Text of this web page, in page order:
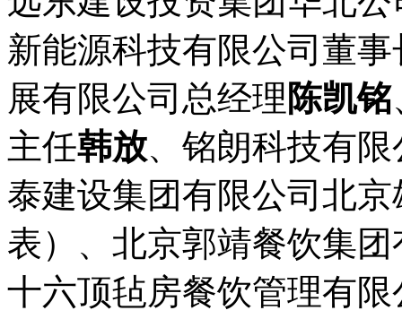
新能源科技有限公司董事
展有限公司总经理 陈凯铭
主任韩放、铭朗科技有
泰建设集团有限公司北
表）、北京郭靖餐饮集
十六顶毡房餐饮管理有